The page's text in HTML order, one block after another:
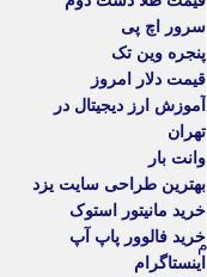
سرور اچ پی
پنجره وین تک
قیمت دلار امروز
آموزش ارز دیجیتال در
تهران
وانت بار
بهترین طراحی سایت یزد
خرید مانیتور استوک
خرید فالوور پاپ آپ
اینستاگرام